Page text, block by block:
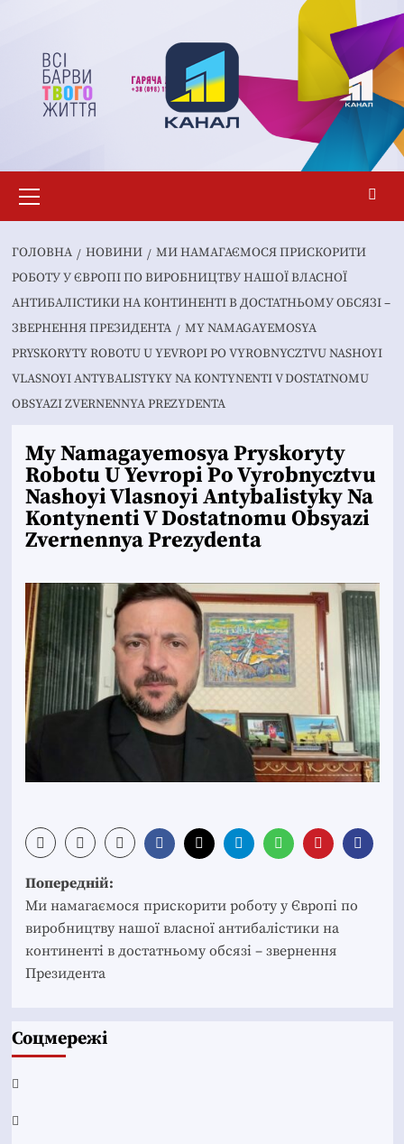
вмісту
меню
ГОЛОВНА НОВИНИ
МИ НАМАГАЄМОСЯ ПРИСКОРИТИ
РОБОТУ У ЄВРОПІ ПО ВИРОБНИЦТВУ НАШОЇ ВЛАСНОЇ
АНТИБАЛІСТИКИ НА КОНТИНЕНТІ В ДОСТАТНЬОМУ ОБСЯЗІ –
ЗВЕРНЕННЯ ПРЕЗИДЕНТА
MY NAMAGAYEMOSYA
PRYSKORYTY ROBOTU U YEVROPI PO VYROBNYCZTVU NASHOYI
VLASNOYI ANTYBALISTYKY NA KONTYNENTI V DOSTATNOMU
OBSYAZI ZVERNENNYA PREZYDENTA
My Namagayemosya Pryskoryty
Robotu U Yevropi Po Vyrobnycztvu
Nashoyi Vlasnoyi Antybalistyky Na
Kontynenti V Dostatnomu Obsyazi
Zvernennya Prezydenta
Post
navigation
Попередній:
Ми намагаємося прискорити роботу у Європі по
виробництву нашої власної антибалістики на
континенті в достатньому обсязі – звернення
Президента
Соцмережі
Facebook
YouTube